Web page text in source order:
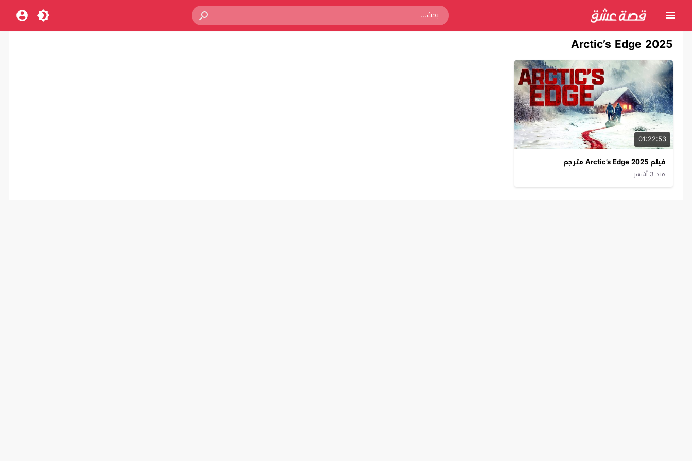
Arctic’s Edge 2025
01:22:53
فيلم Arctic’s Edge 2025 مترجم
منذ 3 أشهر